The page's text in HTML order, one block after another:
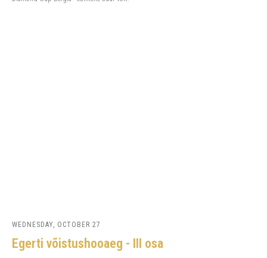
WEDNESDAY, OCTOBER 27
Egerti võistushooaeg - III osa